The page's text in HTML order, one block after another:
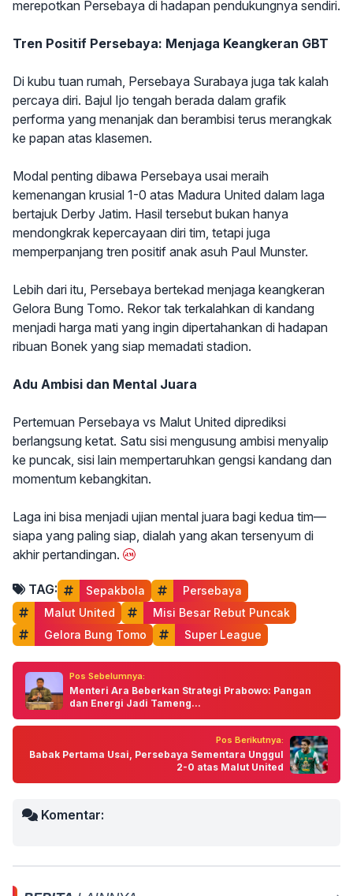
merepotkan Persebaya di hadapan pendukungnya sendiri.
Tren Positif Persebaya: Menjaga Keangkeran GBT
Di kubu tuan rumah, Persebaya Surabaya juga tak kalah
percaya diri. Bajul Ijo tengah berada dalam grafik
performa yang menanjak dan berambisi terus merangkak
ke papan atas klasemen.
Modal penting dibawa Persebaya usai meraih
kemenangan krusial 1-0 atas Madura United dalam laga
bertajuk Derby Jatim. Hasil tersebut bukan hanya
mendongkrak kepercayaan diri tim, tetapi juga
memperpanjang tren positif anak asuh Paul Munster.
Lebih dari itu, Persebaya bertekad menjaga keangkeran
Gelora Bung Tomo. Rekor tak terkalahkan di kandang
menjadi harga mati yang ingin dipertahankan di hadapan
ribuan Bonek yang siap memadati stadion.
Adu Ambisi dan Mental Juara
Pertemuan Persebaya vs Malut United diprediksi
berlangsung ketat. Satu sisi mengusung ambisi menyalip
ke puncak, sisi lain mempertaruhkan gengsi kandang dan
momentum kebangkitan.
Laga ini bisa menjadi ujian mental juara bagi kedua tim—
siapa yang paling siap, dialah yang akan tersenyum di
akhir pertandingan.
TAG: Sepakbola
Persebaya
Malut United
Misi Besar Rebut Puncak
Gelora Bung Tomo
Super League
Pos Sebelumnya:
Menteri Ara Beberkan Strategi Prabowo: Pangan
dan Energi Jadi Tameng...
Pos Berikutnya:
Babak Pertama Usai, Persebaya Sementara Unggul
2-0 atas Malut United
Komentar: